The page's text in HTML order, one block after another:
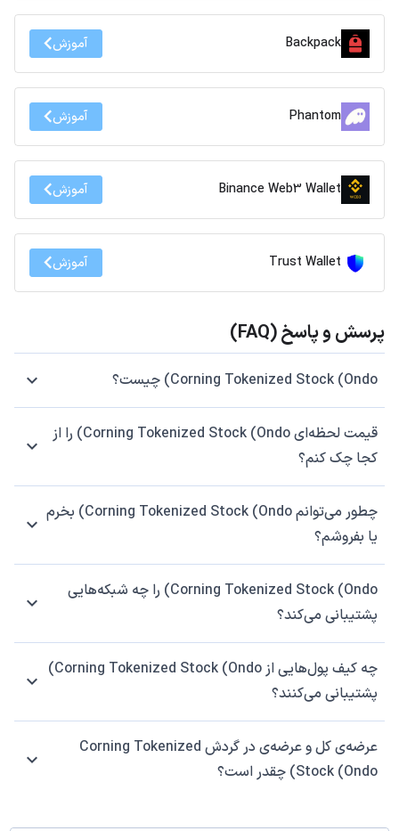
Backpack آموزش
Phantom آموزش
Binance Web3 Wallet آموزش
Trust Wallet آموزش
پرسش و پاسخ (FAQ)
Corning Tokenized Stock (Ondo) چیست؟
قیمت لحظه‌ای Corning Tokenized Stock (Ondo) را از
کجا چک کنم؟
چطور می‌توانم Corning Tokenized Stock (Ondo) بخرم
یا بفروشم؟
Corning Tokenized Stock (Ondo) را چه شبکه‌هایی
پشتیبانی می‌کند؟
چه کیف پول‌هایی از Corning Tokenized Stock (Ondo)
پشتیبانی می‌کنند؟
عرضه‌ی کل و عرضه‌ی در گردش Corning Tokenized
Stock (Ondo) چقدر است؟